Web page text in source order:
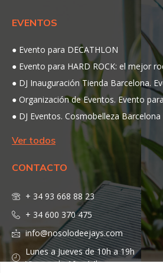
EVENTOS
Evento para DECATHLON
Evento para HARD ROCK: el mejor
DJ Inauguración Tienda Barcelona.
Organización de Eventos. Evento
DJ Eventos. Cosmobelleza Barcelona
Ver todos
CONTACTO
+ 34 93 668 88 23
+ 34 600 370 475
info@nosolodeejays.com
Lunes a Jueves de 10h a 19h
Viernes de 10 a 14h